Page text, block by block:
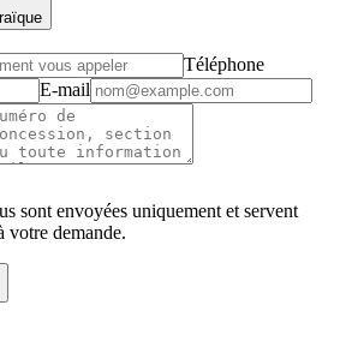
Téléphone
E-mail
sont envoyées uniquement et servent
votre demande.